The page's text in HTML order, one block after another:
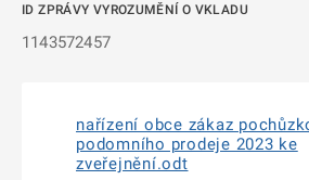
ID ZPRÁVY VYROZUMĚNÍ O VKLADU
1143572457
nařízení obce zákaz
podomního prodeje 2023 ke
zveřejnění.odt